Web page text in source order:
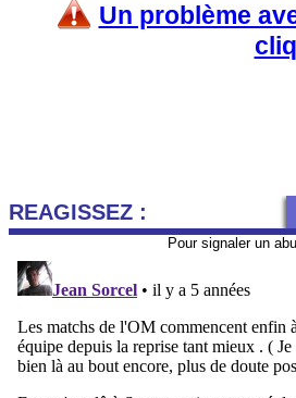
Un problème
REAGISSEZ :
Pour signaler un